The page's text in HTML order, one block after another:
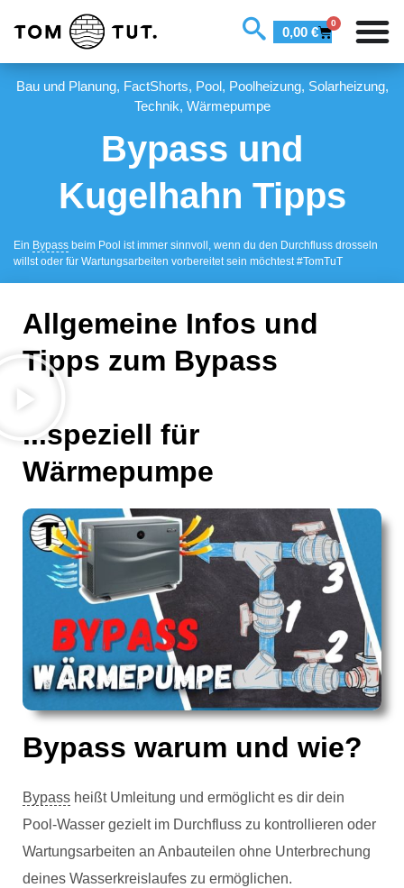
0,00 €
0
Bau und Planung, FactShorts, Pool, Poolheizung, Solarheizung,
Technik, Wärmepumpe
Bypass und
Kugelhahn Tipps
Ein Bypass beim Pool ist immer sinnvoll, wenn du den Durchfluss drosseln
willst oder für Wartungsarbeiten vorbereitet sein möchtest #TomTuT
Allgemeine Infos und
Tipps zum Bypass
...speziell für
Wärmepumpe
Bypass warum und wie?
Bypass heißt Umleitung und ermöglicht es dir dein
Pool-Wasser gezielt im Durchfluss zu kontrollieren oder
Wartungsarbeiten an Anbauteilen ohne Unterbrechung
deines Wasserkreislaufes zu ermöglichen.